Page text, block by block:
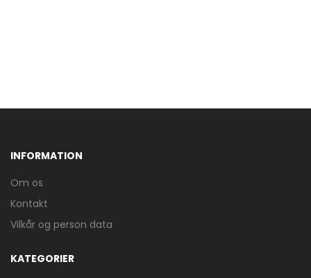
INFORMATION
Om os
Kontakt
Vilkår og person data
KATEGORIER